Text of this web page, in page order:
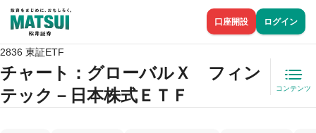
口座開設 ログイン
2836 東証ETF
チャート： グローバルＸ フィン
テック－日本株式ＥＴＦ
コンテンツ